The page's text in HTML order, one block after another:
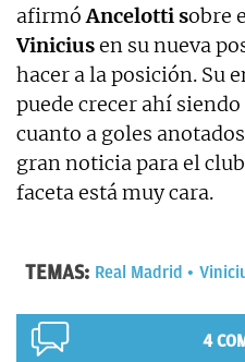
afirmóAncelotti sobre
Viniciusen su nueva
hacer a la posición. Su
puede crecer ahí
cuanto a goles
gran noticia para el
faceta está muy cara.
TEMAS: Real Madrid
4